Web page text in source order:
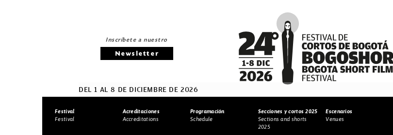
Inscríbete a nuestro
Newsletter
DEL 1 AL 8 DE DICIEMBRE DE 2026
Festival
Festival
Acreditaciones
Accreditations
Programación
Schedule
Secciones y cortos 2025
Sections and shorts
2025
Escenarios
Venues